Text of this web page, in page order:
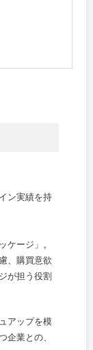
ン実績を持
ージ」。
、購買意欲
が担う役割
アップを模
業との、